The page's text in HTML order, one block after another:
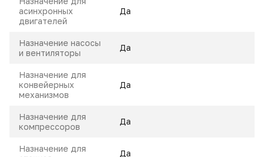
асинхронных
двигателей
Да
Назначение насосы
и вентиляторы
Да
Назначение для
конвейерных
механизмов
Да
Назначение для
компрессоров
Да
Назначение для
Да